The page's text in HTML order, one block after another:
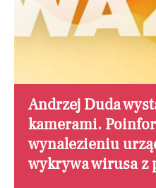
Andrzej Duda
kamerami.
wynalezieniu
wykrywa wirusa z